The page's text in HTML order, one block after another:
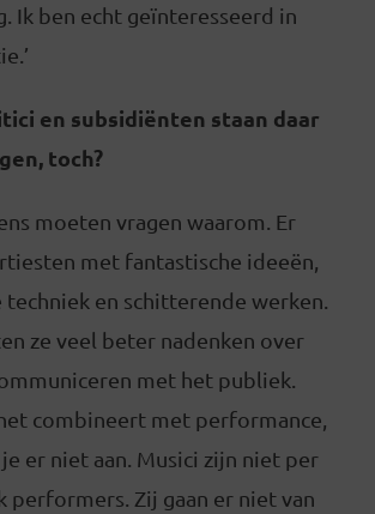
Ik ben echt geïnteresseerd in
en subsidiënten staan daar
toch?
moeten vragen waarom. Er
met fantastische ideeën,
techniek en schitterende werken.
ze veel beter nadenken over
met het publiek.
combineert met performance,
er niet aan. Musici zijn niet per
Zij gaan er niet van